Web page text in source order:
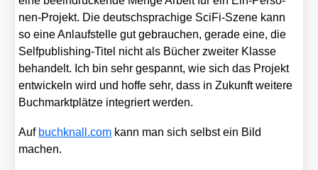
nen-Pro­jekt. Die deutsch­spra­chi­ge Sci­Fi-Sze­ne kann
so eine Anlauf­stel­le gut gebrau­chen, gera­de eine, die
Self­pu­bli­shing-Titel nicht als Bücher zwei­ter Klas­se
behan­delt. Ich bin sehr gespannt, wie sich das Pro­jekt
ent­wi­ckeln wird und hof­fe sehr, dass in Zukunft wei­te­re
Buch­markt­plät­ze inte­griert wer­den.
Auf buch​knall​.com kann man sich selbst ein Bild
machen.